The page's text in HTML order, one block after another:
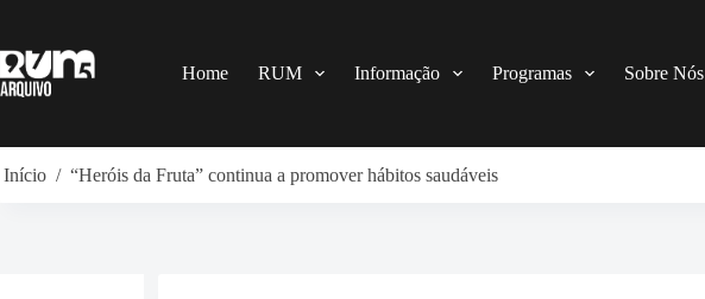
o
conteúdo
Home RUM Informação Programas Sobre Nós
Início / “Heróis da Fruta” continua a promover hábitos saudáveis